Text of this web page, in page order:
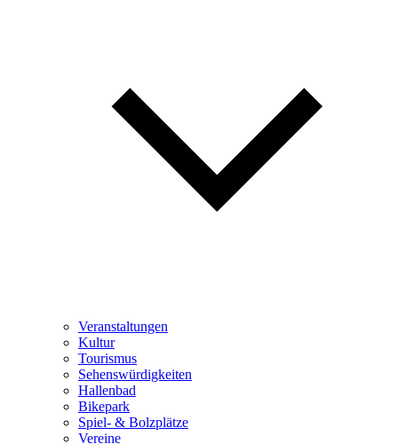
Veranstaltungen
Kultur
Tourismus
Sehenswürdigkeiten
Hallenbad
Bikepark
Spiel- & Bolzplätze
Vereine